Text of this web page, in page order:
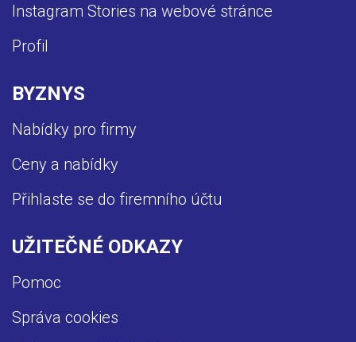
Instagram Stories na webové stránce
Profil
BYZNYS
Nabídky pro firmy
Ceny a nabídky
Přihlaste se do firemního účtu
UŽITEČNÉ ODKAZY
Pomoc
Správa cookies